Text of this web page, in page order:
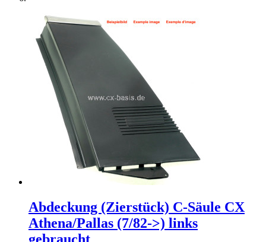
Abdeckung (Zierstück) C-Säule CX
Athena/Pallas (7/82->) links